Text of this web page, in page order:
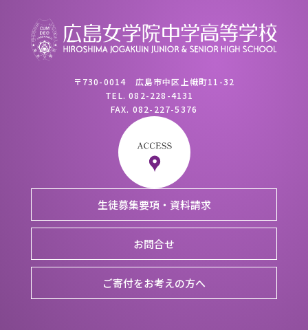
〒730-0014 広島市中区上幟町11-32
TEL.082-228-4131
FAX. 082-227-5376
生徒募集要項・資料請求
お問合せ
ご寄付をお考えの方へ